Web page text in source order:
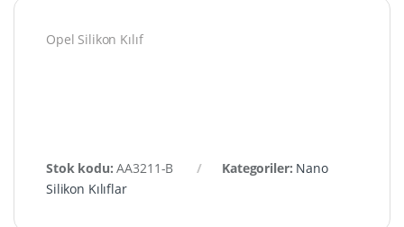
Opel Silikon Kılıf
Stok kodu:AA3211-B Kategoriler: Nano
Silikon Kılıflar